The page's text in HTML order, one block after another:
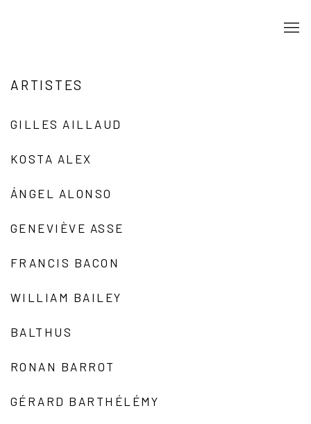
ARTISTES
GILLES AILLAUD
KOSTA ALEX
ÁNGEL ALONSO
GENEVIÈVE ASSE
FRANCIS BACON
WILLIAM BAILEY
BALTHUS
RONAN BARROT
GÉRARD BARTHÉLÉMY